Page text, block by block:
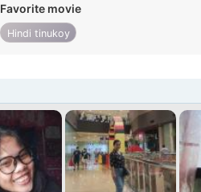
Favorite movie
Hindi tinukoy